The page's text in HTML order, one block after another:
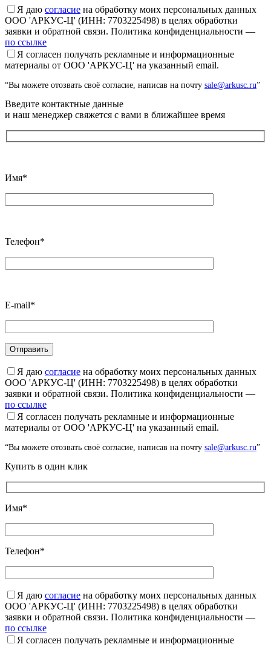
Я даю согласие на обработку моих персональных данных
ООО 'АРКУС-Ц' (ИНН: 7703225498) в целях обработки
заявки и обратной связи. Политика конфиденциальности —
по ссылке
Я согласен получать рекламные и информационные
материалы от ООО 'АРКУС-Ц' на указанный email.
“Вы можете отозвать своё согласие, написав на почту sale@arkusc.ru”
Введите контактные данные
и наш менеджер свяжется с вами в ближайшее время
Имя*
Телефон*
E-mail*
Я даю согласие на обработку моих персональных данных
ООО 'АРКУС-Ц' (ИНН: 7703225498) в целях обработки
заявки и обратной связи. Политика конфиденциальности —
по ссылке
Я согласен получать рекламные и информационные
материалы от ООО 'АРКУС-Ц' на указанный email.
“Вы можете отозвать своё согласие, написав на почту sale@arkusc.ru”
Купить в один клик
Имя*
Телефон*
Я даю согласие на обработку моих персональных данных
ООО 'АРКУС-Ц' (ИНН: 7703225498) в целях обработки
заявки и обратной связи. Политика конфиденциальности —
по ссылке
Я согласен получать рекламные и информационные